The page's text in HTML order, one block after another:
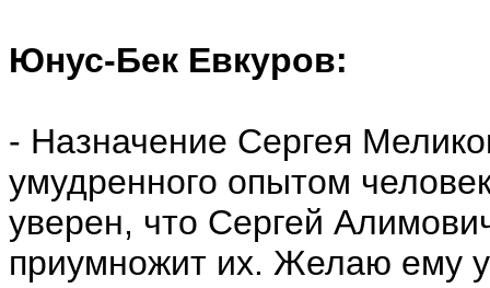
Юнус-Бек Евкуров:
- Назначение Сергея
умудренного опытом
уверен, что Сергей
приумножит их. Желаю ему